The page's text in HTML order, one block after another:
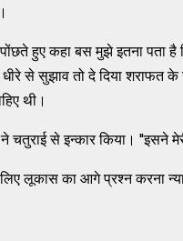
हुए कहा बस मुझे इतना पता
से सुझाव तो दे दिया शराफत
थी।
ने चतुराई से इन्कार किया। ''इसने
लूकास का आगे प्रश्न करना